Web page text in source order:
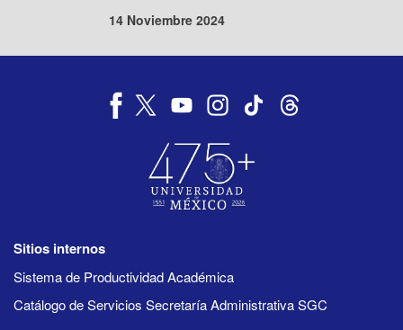
14 Noviembre 2024
Sitios internos
Sistema de Productividad Académica
Catálogo de Servicios Secretaría Administrativa SGC